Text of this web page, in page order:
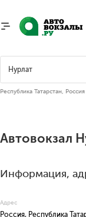
Республика Татарстан, Россия
Автовокзал
Информация,
Адрес
Россия, Республика